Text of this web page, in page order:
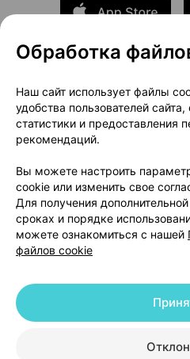
О проекте
Размещение рекламы
Публичный
Способы оплаты
Написать
Написать в
Персональные
© 2026 ООО «Артокс Лаб», УНП
+375
Обработка
Наш сайт использует файлы
удобства пользователей
статистики и предоставления
рекомендаций.
Вы можете настроить
cookie или изменить свое
Для получения
сроках и порядке
можете ознакомиться с нашей
файлов cookie